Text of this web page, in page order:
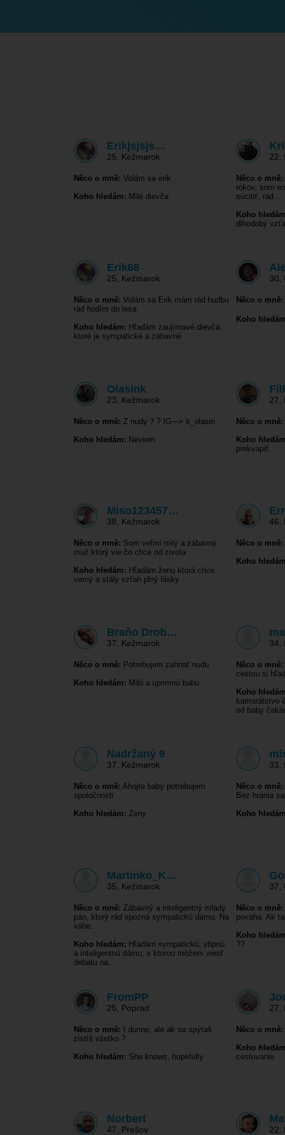
Erikjsjsjs…
25 Kežmarok
Něco o mně: Volám sa erik
Koho hledám: Milé dievča
22
Něco o mně:
rokov, som
súcitiť, rád…
Koho
dlhodobý
Erik68
25 Kežmarok
Něco o mně: Volám sa Erik mám rád hudbu
rád hodím do lesa
Koho hledám: Hľadám zaujímavé dievča
ktoré je sympatické a zábavné
30
Něco o mně:
Koho
Olasink
23 Kežmarok
Něco o mně: Z nudy ? ? IG---> k_olasin
Koho hledám: Neviem
27
Něco o mně:
Koho
prekvapiť.
Miso123457…
38 Kežmarok
Něco o mně: Som veľmi milý a zábavný
muž ktorý vie čo chce od zivota
Koho hledám: Hľadám ženu ktorá chce
verný a stály vzťah plný lásky
46
Něco o mně:
Koho
Braňo Drob…
37 Kežmarok
Něco o mně: Potrebujem zahnať nudu
Koho hledám: Milú a úprimnú babu
34
Něco o mně:
cestou si
Koho
kamarátstvo
od baby
Nadržaný 9
37 Kežmarok
Něco o mně: Ahojte baby potrebujem
spoločnosti
Koho hledám: Zeny
33
Něco o mně:
Bez hrania
Koho
Martinko_K…
35 Kežmarok
Něco o mně: Zábavný a inteligentný mladý
pán, ktorý rád spozná sympatickú dámu. Na
váhe…
Koho hledám: Hľadám sympatickú, vtipnú
a inteligentnú dámu, s ktorou môžem viesť
debatu na…
37
Něco o mně:
povaha. Ak
Koho
??
FromPP
25 Poprad
Něco o mně: I dunno, ale ak sa spýtaš
zistíš všetko ?
Koho hledám: She knows, hopefully
27
Něco o mně:
Koho
cestovanie
Norbert
47 Prešov 22